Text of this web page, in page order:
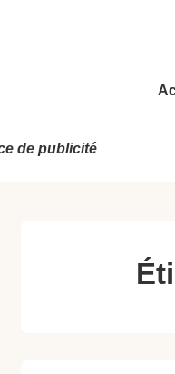
de publicité
Main